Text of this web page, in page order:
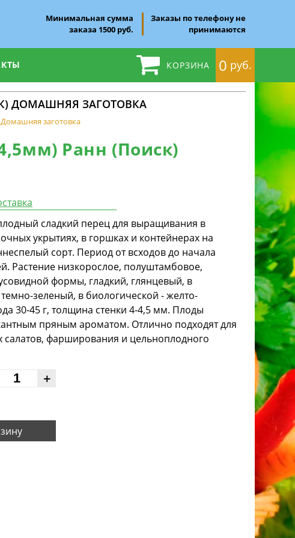
Минимальная сумма
заказа 1500 руб.
Заказы по телефону не
принимаются
КОРЗИНА 0 руб.
ДОМАШНЯЯ ЗАГОТОВКА
заготовка
Ранн (Поиск)
сладкий перец для выращивания в
укрытиях, в горшках и контейнерах на
сорт. Период от всходов до начала
Растение низкорослое, полуштамбовое,
формы, гладкий, глянцевый, в
зеленый, в биологической - желто-
30-45 г, толщина стенки 4-4,5 мм. Плоды
пряным ароматом. Отлично подходят для
салатов, фарширования и цельноплодного
+